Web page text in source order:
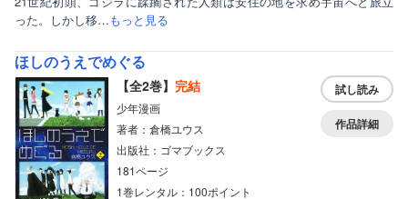
った。しかし移…もっと見る
ほしのうえでめぐる
【全2巻】 完結
少年漫画
著者：倉橋ユウス
出版社：ゴマブックス
181ページ
1巻レンタル：100ポイント
試し読み
作品詳細
ボーイズラブ